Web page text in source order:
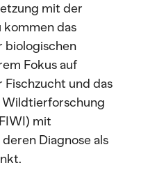
mit der
das
biologischen
Fokus auf
und das
mit
Diagnose als